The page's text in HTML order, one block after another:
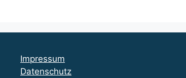
Impressum
Datenschutz